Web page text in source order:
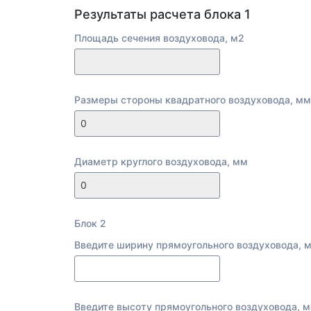
Результаты расчета блока 1
Площадь сечения воздуховода, м2
Размеры стороны квадратного воздуховода, мм
Диаметр круглого воздуховода, мм
Блок 2
Введите ширину прямоугольного воздуховода,
Введите высоту прямоугольного воздуховода,